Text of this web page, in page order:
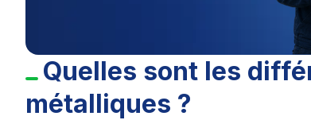
Quelles sont les
métalliques ?